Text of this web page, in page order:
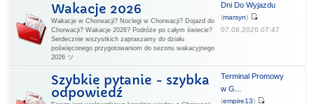
Wakacje 2026
Wakacje w Chorwacji? Noclegi w Chorwacji? Dojazd do
Chorwacji? Wakacje 2026? Podróże po całym świecie?
Serdecznie wszystkich zapraszamy do działu
poświęconego przygotowaniom do sezonu wakacyjnego
2026 ツ
Dni Do Wyjazdu
(marsyn)
07.08.2026 07:47
Szybkie pytanie - szybka
odpowiedź
Terminal Promowy
w G...
(empire13)